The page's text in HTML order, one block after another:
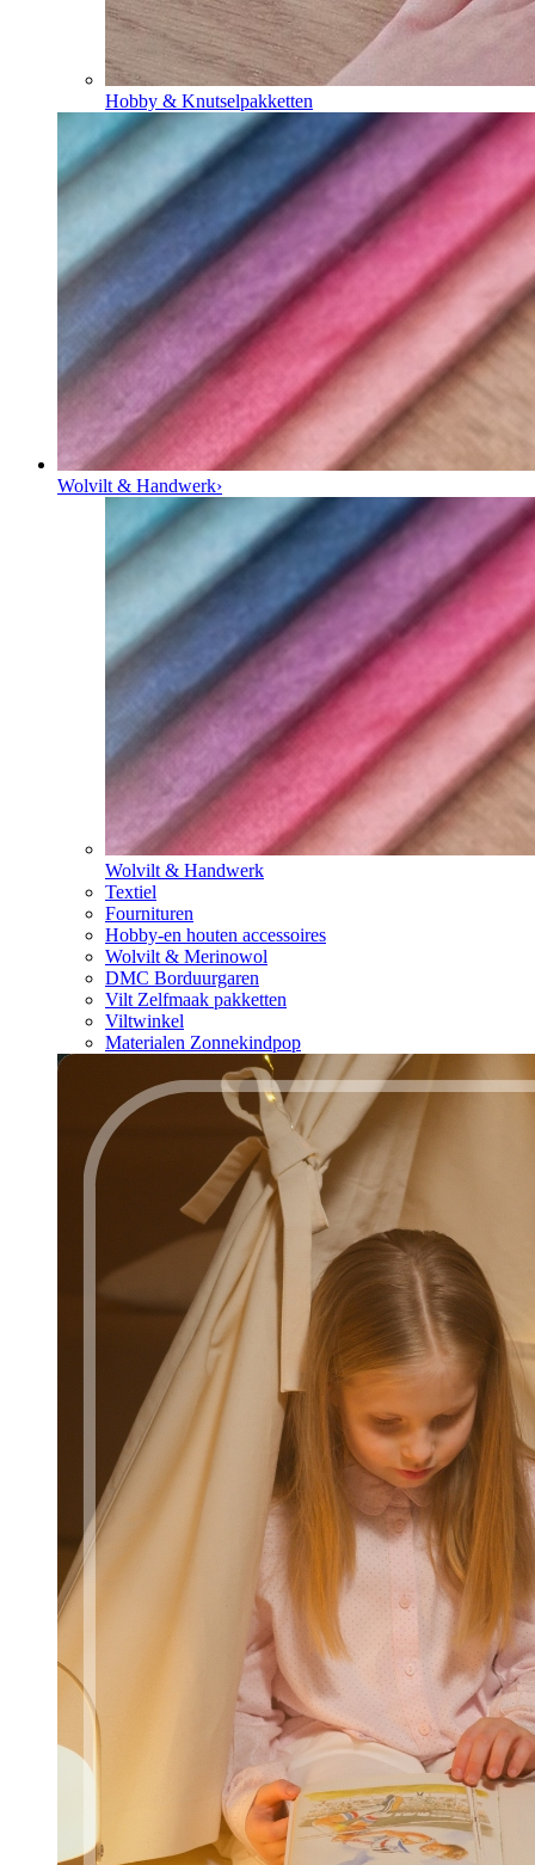
Hobby & Knutselpakketten
Wolvilt & Handwerk›
Wolvilt & Handwerk
Textiel
Fournituren
Hobby-en houten accessoires
Wolvilt & Merinowol
DMC Borduurgaren
Vilt Zelfmaak pakketten
Viltwinkel
Materialen Zonnekindpop